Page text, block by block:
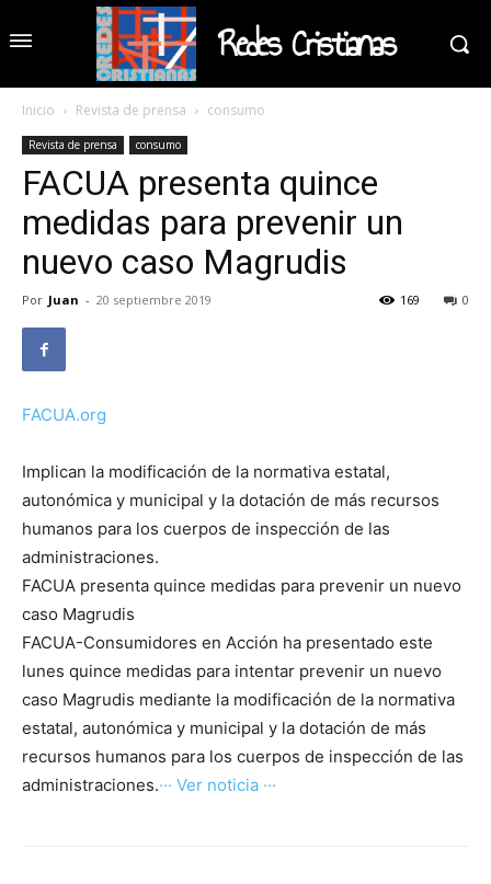
Redes Cristianas
Inicio Revista de prensa consumo
Revista de prensa consumo
FACUA presenta quince
medidas para prevenir un
nuevo caso Magrudis
Por Juan - 20 septiembre 2019 0
169
FACUA.org
Implican la modificación de la normativa estatal,
autonómica y municipal y la dotación de más recursos
humanos para los cuerpos de inspección de las
administraciones.
FACUA presenta quince medidas para prevenir un nuevo
caso Magrudis
FACUA-Consumidores en Acción ha presentado este
lunes quince medidas para intentar prevenir un nuevo
caso Magrudis mediante la modificación de la normativa
estatal, autonómica y municipal y la dotación de más
recursos humanos para los cuerpos de inspección de las
administraciones.··· Ver noticia ···